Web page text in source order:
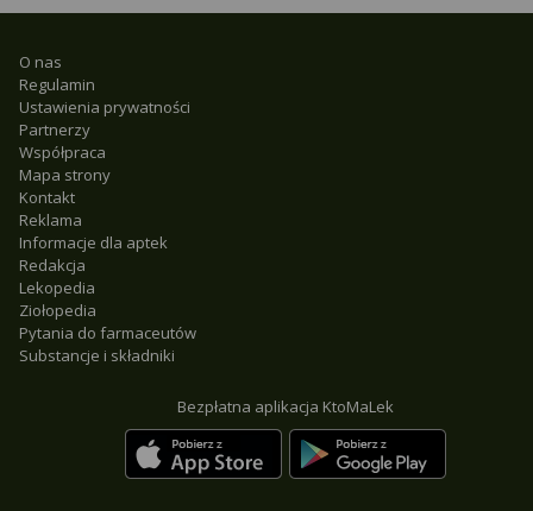
O nas
Regulamin
Ustawienia prywatności
Partnerzy
Współpraca
Mapa strony
Kontakt
Reklama
Informacje dla aptek
Redakcja
Lekopedia
Ziołopedia
Pytania do farmaceutów
Substancje i składniki
Bezpłatna aplikacja KtoMaLek